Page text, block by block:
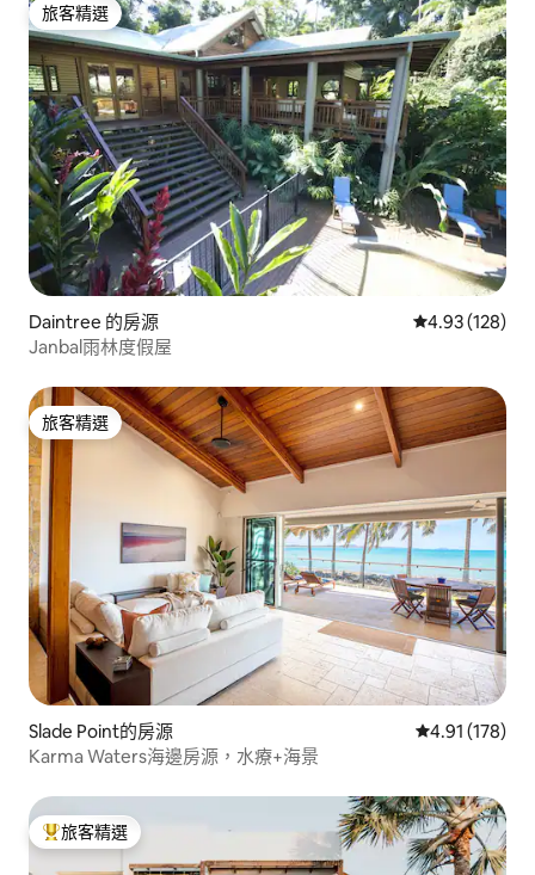
旅客精選
旅客精選
Daintree 的房源 從 128 則評價
4.93 (128)
Janbal雨林度假屋
旅客精選
旅客精選
Slade Point的房源 從 178 則評價
4.91 (178)
Karma Waters海邊房源，水療+海景
旅客精選榜首
旅客精選